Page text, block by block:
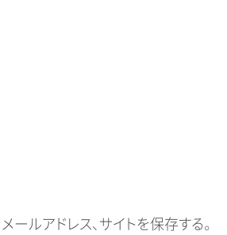
ルアドレス、サイトを保存する。